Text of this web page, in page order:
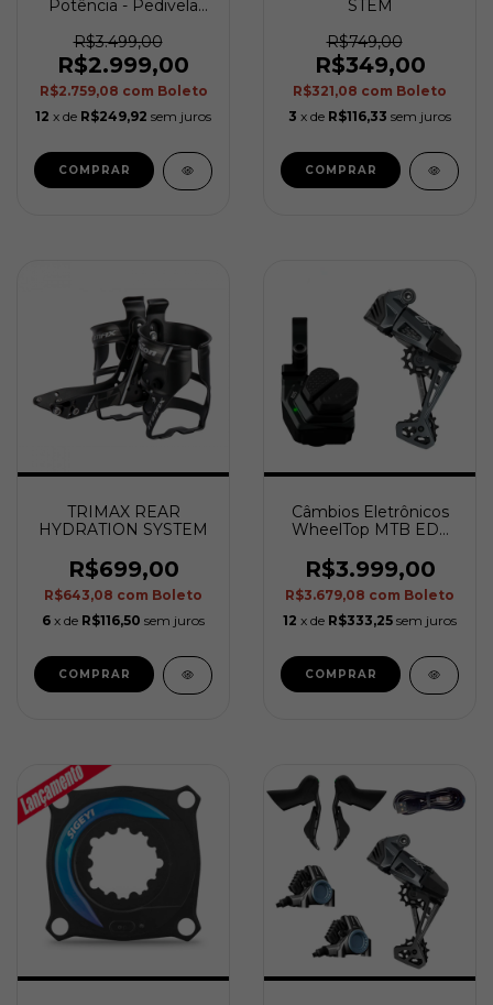
Potência - Pedivela
(sem Coroa)
R$3.499,00
R$2.999,00
R$2.759,08 com Boleto
12 x de R$249,92 sem juros
COMPRAR
STEM
R$749,00
R$349,00
R$321,08 com Boleto
3 x de R$116,33 sem juros
COMPRAR
TRIMAX REAR
HYDRATION SYSTEM
R$699,00
R$643,08 com Boleto
6 x de R$116,50 sem juros
Câmbios Eletrônicos
WheelTop MTB EDS
Cage 93mm
R$3.999,00
R$3.679,08 com Boleto
12 x de R$333,25 sem juros